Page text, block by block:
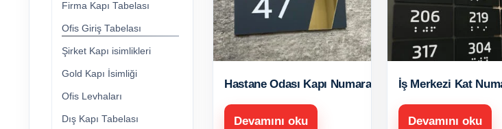
Firma Kapı Tabelası
Ofis Giriş Tabelası
Şirket Kapı isimlikleri
Gold Kapı İsimliği
Ofis Levhaları
Dış Kapı Tabelası
Hastane Odası Kapı Numarası
Devamını oku
İş Merkezi Kat
Devamını oku